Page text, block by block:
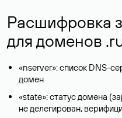
Расшифровка
для доменов
«nserver»: список DNS-
домен
«state»: статус домена
не делегирован,